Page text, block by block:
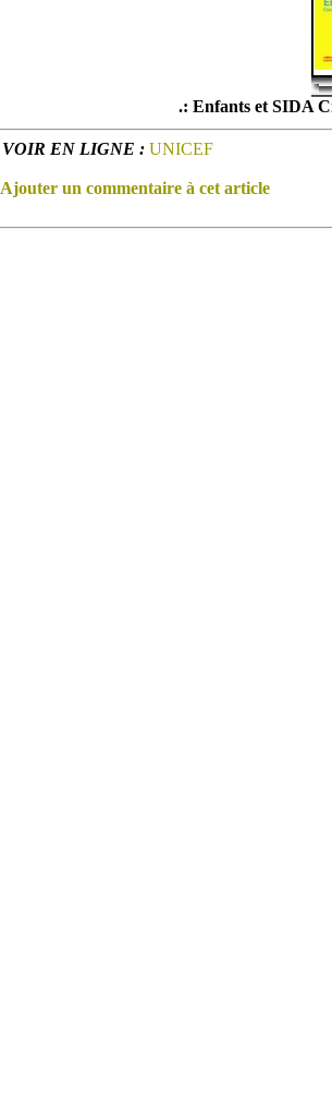
.: Enfants et SIDA
VOIR EN LIGNE : UNICEF
Ajouter un commentaire à cet article